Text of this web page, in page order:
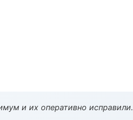
и их оперативно исправили.